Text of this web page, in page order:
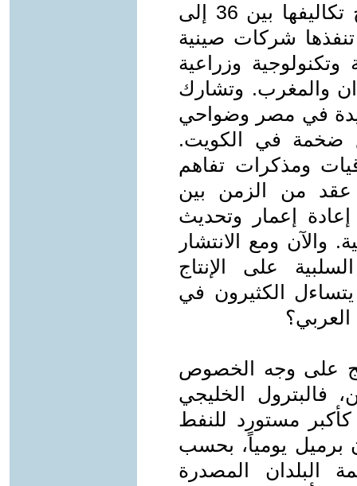
مشتركة وأشكال تعاون أخرى تتراوح تكاليفها بين 36 إلى
تنفذها شركات صينية
وزراعية
والمغرب. وتشارك
في مصر وضواحي
ضخمة في الكويت.
ومذكرات تفاهم
مدى عقد من الزمن بين
إعادة إعمار وتحديث
والآن ومع الانتشار
على الإنتاج
يتساءل الكثيرون في
العربي؟
على وجه الخصوص
فالبترول الخليجي
مستورد للنفط
بمتوسط 9.3 مليون برميل يومياً، بحسب
البلدان المصدرة